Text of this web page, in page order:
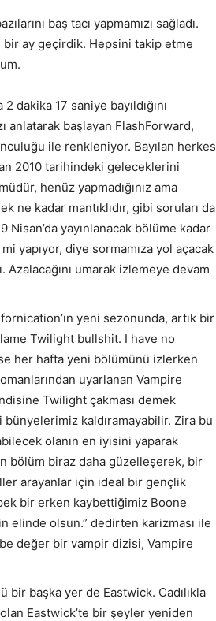
baş tacı yapmamızı sağladı.
ay geçirdik. Hepsini takip etme
dakika 17 saniye bayıldığını
anlatarak başlayan FlashForward,
ile renkleniyor. Bayılan herkes
2010 tarihindeki geleceklerini
henüz yapmadığınız ama
ne kadar mantıklıdır, gibi soruları da
Nisan’da yayınlanacak bölüme kadar
yapıyor, diye sormamıza yol açacak
umarak izlemeye devam
yeni sezonunda, artık bir
Twilight bullshit. I have no
her hafta yeni bölümünü izlerken
uyarlanan Vampire
Twilight çakması demek
bünyelerimiz kaldıramayabilir. Zira bu
olanın en iyisini yaparak
bölüm biraz daha güzelleşerek, bir
arayanlar için ideal bir gençlik
bir erken kaybettiğimiz Boone
elinde olsun.” dedirten karizması ile
değer bir vampir dizisi, Vampire
bir başka yer de Eastwick. Cadılıkla
Eastwick’te bir şeyler yeniden